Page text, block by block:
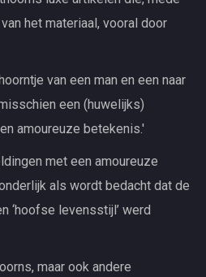
het materiaal, vooral door
van een man en een naar
een (huwelijks)
amoureuze betekenis.'
met een amoureuze
als wordt bedacht dat de
‘hoofse levensstijl’ werd
maar ook andere